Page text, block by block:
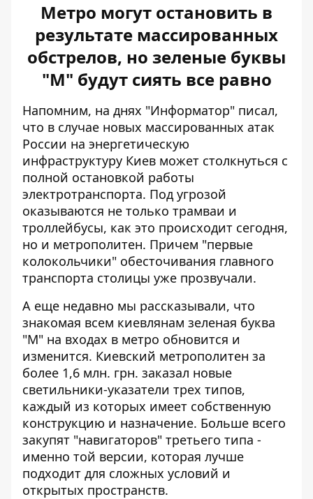
Метро могут остановить в
результате массированных
обстрелов, но зеленые буквы
"М" будут сиять все равно
Напомним, на днях "Информатор" писал,
что в случае новых массированных атак
России на энергетическую
инфраструктуру Киев может столкнуться с
полной остановкой работы
электротранспорта. Под угрозой
оказываются не только трамваи и
троллейбусы, как это происходит сегодня,
но и метрополитен. Причем "первые
колокольчики" обесточивания главного
транспорта столицы уже прозвучали.
А еще недавно мы рассказывали, что
знакомая всем киевлянам зеленая буква
"М" на входах в метро обновится и
изменится. Киевский метрополитен за
более 1,6 млн. грн. заказал новые
светильники-указатели трех типов,
каждый из которых имеет собственную
конструкцию и назначение. Больше всего
закупят "навигаторов" третьего типа -
именно той версии, которая лучше
подходит для сложных условий и
открытых пространств.